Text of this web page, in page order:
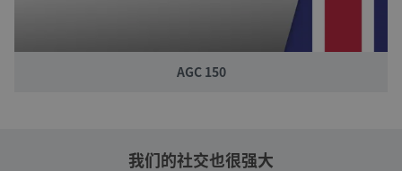
AGC 150
我们的社交也很强大